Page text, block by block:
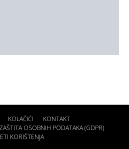
KOLAČIĆI
KONTAKT
OSOBNIH PODATAKA (GDPR)
KORIŠTENJA